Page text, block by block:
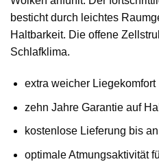
besticht durch leichtes
Haltbarkeit. Die offene
Schlafklima.
extra weicher Liegekomfort
zehn Jahre Garantie auf
kostenlose Lieferung bis
optimale Atmungsaktivität